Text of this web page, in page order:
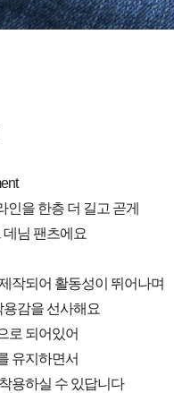
을 한층 더 길고 곧게
님 팬츠에요
작되어 활동성이 뛰어나며
감을 선사해요
로 되어있어
유지하면서
용하실 수 있답니다